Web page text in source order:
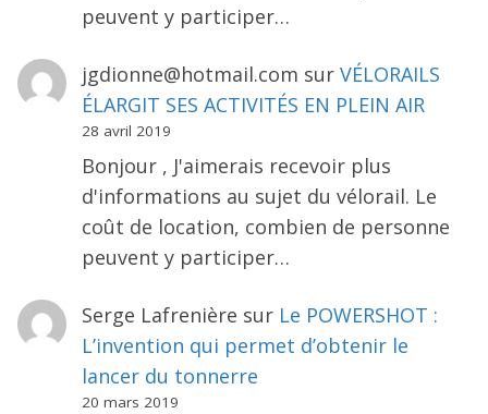
peuvent y participer…
jgdionne@hotmail.com sur VÉLORAILS
ÉLARGIT SES ACTIVITÉS EN PLEIN AIR
28 avril 2019
Bonjour , J'aimerais recevoir plus
d'informations au sujet du vélorail. Le
coût de location, combien de personne
peuvent y participer…
Serge Lafrenière sur Le POWERSHOT :
L’invention qui permet d’obtenir le
lancer du tonnerre
20 mars 2019